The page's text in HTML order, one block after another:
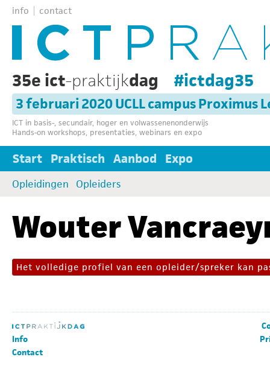
info contact
35e ict-praktijkdag #ictdag35
3 februari 2020 UCLL campus Proximus
ICT in basis-, secundair, hoger en volwassenenonderwijs
Hands-on workshops, presentaties, webinars en expo
Start Praktisch Aanbod Expo
Opleidingen Opleiders
Wouter
Het volledige profiel van een opleider/spreker kan
Info
Contact